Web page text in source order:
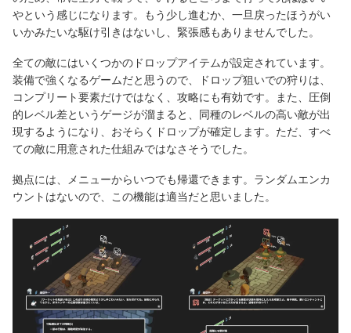
やという感じになります。もう少し進むか、一旦戻ったほうがい
いかみたいな駆け引きはないし、緊張感もありませんでした。
全ての敵にはいくつかのドロップアイテムが設定されています。
装備で強くなるゲームだと思うので、ドロップ狙いでの狩りは、
コンプリート要素だけではなく、攻略にも有効です。また、圧倒
的レベル差というゲージが溜まると、同種のレベルの高い敵が出
現するようになり、おそらくドロップが確定します。ただ、すべ
ての敵に用意された仕組みではなさそうでした。
拠点には、メニューからいつでも帰還できます。ランダムエンカ
ウントはないので、この機能は適当だと思いました。